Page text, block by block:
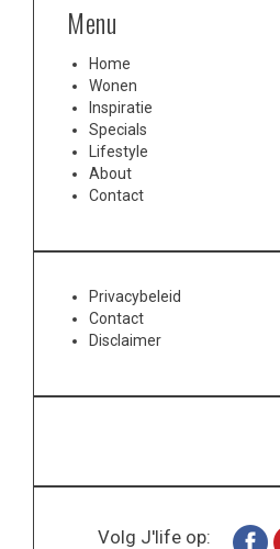
Menu
Home
Wonen
Inspiratie
Specials
Lifestyle
About
Contact
Privacybeleid
Contact
Disclaimer
Volg J'life op: